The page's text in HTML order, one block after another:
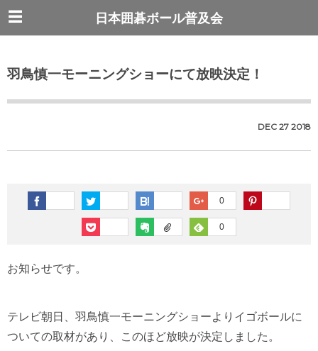
日本囲碁ボール普及会
羽鳥慎一モーニングショーにて放映決定！
DEC 27 2018
0
0
お知らせです。
テレビ朝日、羽鳥慎一モーニングショーよりイゴボールに
ついての取材があり、このほど放映が決定しました。